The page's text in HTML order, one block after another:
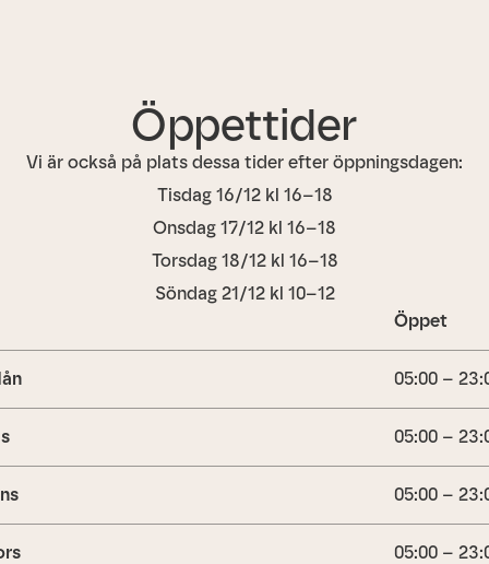
Öppettider
Vi är också på plats dessa tider efter öppningsdagen:
Tisdag 16/12 kl 16–18
Onsdag 17/12 kl 16–18
Torsdag 18/12 kl 16–18
Söndag 21/12 kl 10–12
Öppet
05:00 –
05:00 –
05:00 –
05:00 –